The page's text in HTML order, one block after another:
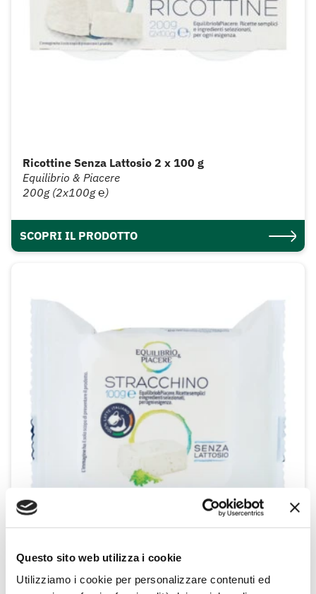
Questo sito web utilizza i cookie
Utilizziamo i cookie per personalizzare contenuti ed
Ricottine Senza Lattosio 2 x 100 g
Equilibrio & Piacere
200g (2x100g ℮)
SCOPRI IL PRODOTTO
Stracchino Senza Lattosio 100 g
Equilibrio & Piacere